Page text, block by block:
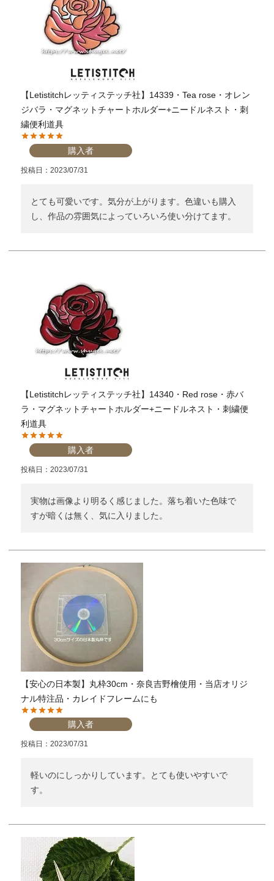
【Letistitchレッティステッチ社】14339・Tea rose・オレン
ジバラ・マグネットチャートホルダー+ニードルネスト・刺
繍便利道具
購入者
投稿日 2023/07/31
とても可愛いです。気分が上がります。色違いも購入
し、作品の雰囲気によっていろいろ使い分けてます。
【Letistitchレッティステッチ社】14340・Red rose・赤バ
ラ・マグネットチャートホルダー+ニードルネスト・刺繍便
利道具
購入者
投稿日 2023/07/31
実物は画像より明るく感じました。落ち着いた色味で
すが暗くは無く、気に入りました。
【安心の日本製】丸枠30cm・奈良吉野檜使用・当店オリジ
ナル特注品・カレイドフレームにも
購入者
投稿日 2023/07/31
軽いのにしっかりしています。とても使いやすいで
す。